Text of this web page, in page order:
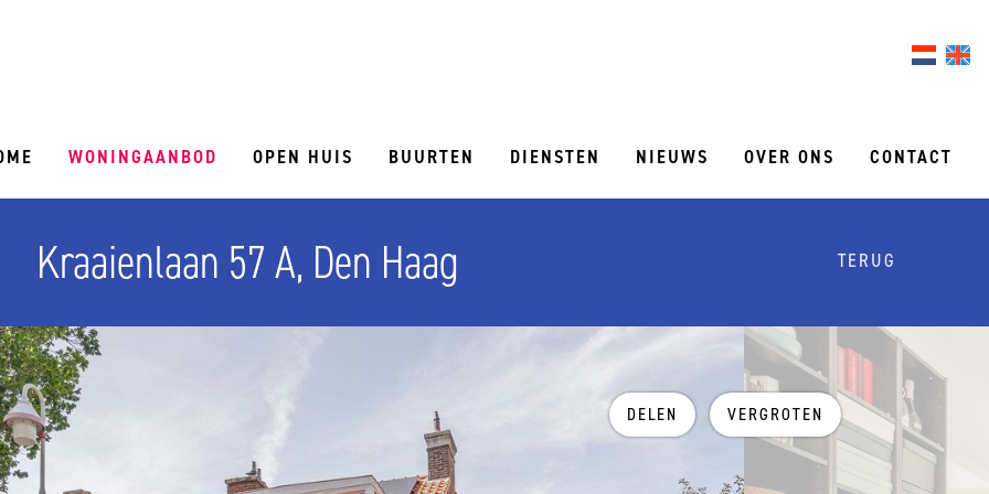
WONINGAANBOD OPEN HUIS BUURTEN DIENSTEN NIEUWS OVER ONS CONTACT
Kraaienlaan 57 A, Den Haag TERUG
DELEN VERGROTEN